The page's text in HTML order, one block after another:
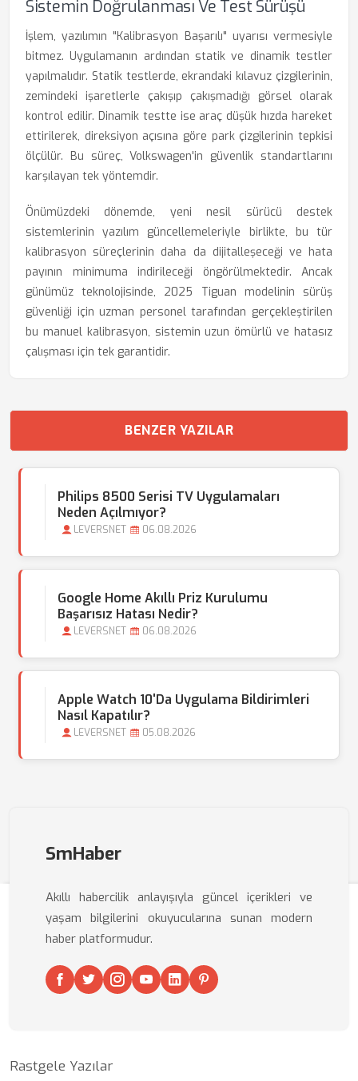
Sistemin Doğrulanması Ve Test Sürüşü
İşlem, yazılımın "Kalibrasyon Başarılı" uyarısı vermesiyle
bitmez. Uygulamanın ardından statik ve dinamik testler
yapılmalıdır. Statik testlerde, ekrandaki kılavuz çizgilerinin,
zemindeki işaretlerle çakışıp çakışmadığı görsel olarak
kontrol edilir. Dinamik testte ise araç düşük hızda hareket
ettirilerek, direksiyon açısına göre park çizgilerinin tepkisi
ölçülür. Bu süreç, Volkswagen'in güvenlik standartlarını
karşılayan tek yöntemdir.
Önümüzdeki dönemde, yeni nesil sürücü destek
sistemlerinin yazılım güncellemeleriyle birlikte, bu tür
kalibrasyon süreçlerinin daha da dijitalleşeceği ve hata
payının minimuma indirileceği öngörülmektedir. Ancak
günümüz teknolojisinde, 2025 Tiguan modelinin sürüş
güvenliği için uzman personel tarafından gerçekleştirilen
bu manuel kalibrasyon, sistemin uzun ömürlü ve hatasız
çalışması için tek garantidir.
BENZER YAZILAR
Philips 8500 Serisi TV Uygulamaları
Neden Açılmıyor?
LEVERSNET 06.08.2026
Google Home Akıllı Priz Kurulumu
Başarısız Hatası Nedir?
LEVERSNET 06.08.2026
Apple Watch 10'da Uygulama Bildirimleri
Nasıl Kapatılır?
LEVERSNET 05.08.2026
SmHaber
Akıllı habercilik anlayışıyla güncel içerikleri ve
yaşam bilgilerini okuyucularına sunan modern
haber platformudur.
Rastgele Yazılar